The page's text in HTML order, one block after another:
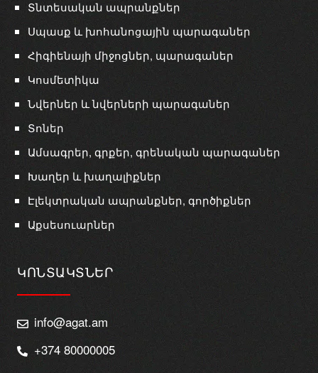
Տնտեսական ապրանքներ
Սպասք և խոհանոցային պարագաներ
Հիգիենայի միջոցներ, պարագաներ
Կոսմետիկա
Նվերներ և նվերների պարագաներ
Տոներ
Ամսագրեր, գրքեր, գրենական պարագաներ
Խաղեր և խաղալիքներ
Էլեկտրական ապրանքներ, գործիքներ
Աքսեսուարներ
ԿՈՆՏԱԿՏՆԵՐ
info@agat.am
+374 80000005